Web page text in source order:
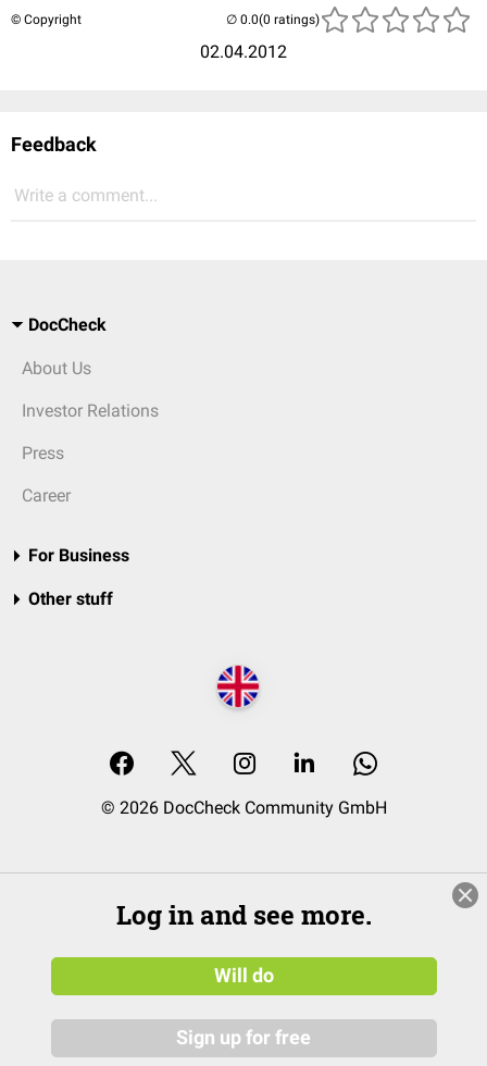
© Copyright
02.04.2012
(0 ratings)
Feedback
Write a comment...
DocCheck
About Us
Investor Relations
Press
Career
For Business
Other stuff
© 2026 DocCheck Community GmbH
Log in and see more.
Will do
Sign up for free